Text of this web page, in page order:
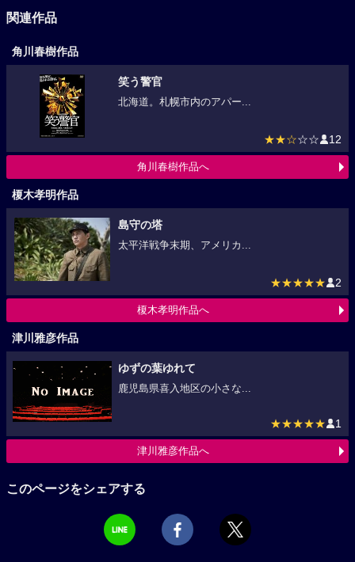
関連作品
角川春樹作品
笑う警官
北海道。札幌市内のアパー...
★★☆☆☆ 12
角川春樹作品へ
榎木孝明作品
島守の塔
太平洋戦争末期、アメリカ...
★★★★★ 2
榎木孝明作品へ
津川雅彦作品
ゆずの葉ゆれて
鹿児島県喜入地区の小さな...
★★★★★ 1
津川雅彦作品へ
このページをシェアする